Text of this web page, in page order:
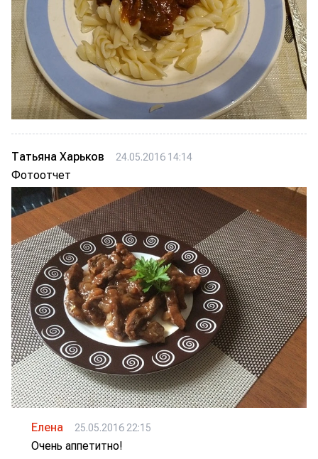
Татьяна Харьков 24.05.2016 14:14
Фотоотчет
Елена 25.05.2016 22:15
Очень аппетитно!